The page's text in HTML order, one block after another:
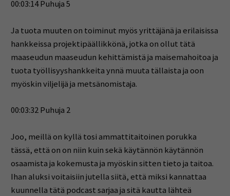
00:03:14 Puhuja 5
Ja tuota muuten on toiminut myös yrittäjänä ja erilaisissa
hankkeissa projektipäällikkönä, jotka on ollut tätä
maaseudun maaseudun kehittämistä ja maisemahoitoa ja
tuota työllisyyshankkeita ynnä muuta tällaista ja oon
myöskin viljelijä ja metsänomistaja.
00:03:32 Puhuja 2
Joo, meillä on kyllä tosi ammattitaitoinen porukka
tässä, että on on niin kuin sekä käytännön käytännön
osaamista ja kokemusta ja myöskin sitten tieto ja taitoa.
Ihan aluksi voitaisiin jutella siitä, että miksi kannattaa
kuunnella tätä podcast sarjaa ja sitä kautta lähteä